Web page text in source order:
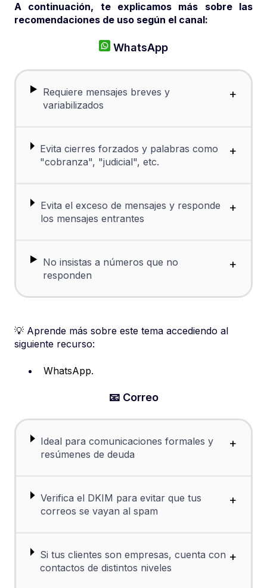
A continuación, te explicamos más sobre las
recomendaciones de uso según el canal:
WhatsApp
Requiere mensajes breves y
variabilizados
+
Evita cierres forzados y palabras como
"cobranza", "judicial", etc.
+
Evita el exceso de mensajes y responde
los mensajes entrantes
+
No insistas a números que no
responden
+
💡 Aprende más sobre este tema accediendo al
siguiente recurso:
WhatsApp.
📧 Correo
Ideal para comunicaciones formales y
resúmenes de deuda
+
Verifica el DKIM para evitar que tus
correos se vayan al spam
+
Si tus clientes son empresas, cuenta con
contactos de distintos niveles
+